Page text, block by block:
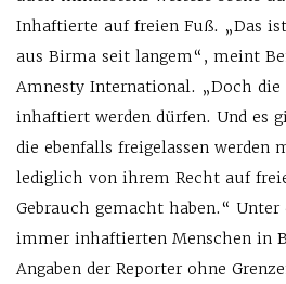
Inhaftierte auf freien Fuß. „Das
aus Birma seit langem“, meint
Amnesty International. „Doch
inhaftiert werden dürfen. Und es
die ebenfalls freigelassen werden
lediglich von ihrem Recht auf
Gebrauch gemacht haben.“
immer inhaftierten Menschen in
Angaben der Reporter ohne